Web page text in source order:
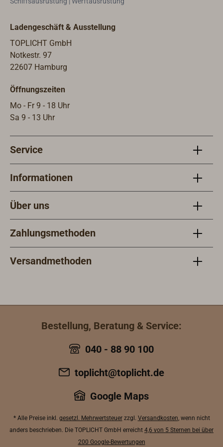
Ladengeschäft & Ausstellung
TOPLICHT GmbH
Notkestr. 97
22607 Hamburg
Öffnungszeiten
Mo - Fr 9 - 18 Uhr
Sa 9 - 13 Uhr
Service
Informationen
Über uns
Zahlungsmethoden
Versandmethoden
Bestellung, Beratung & Service:
040 - 88 90 100
toplicht@toplicht.de
Google Maps
* Alle Preise inkl. gesetzl. Mehrwertsteuerzzgl. Versandkosten, wenn nicht
anders beschrieben. Die TOPLICHT GmbH erreicht 4,6 von 5 Sternen bei über
200 Google-Bewertungen